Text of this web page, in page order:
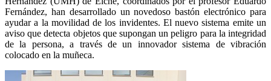
Fernández, han desarrollado un novedoso bastón electrónico para
ayudar a la movilidad de los invidentes. El nuevo sistema emite un
aviso que detecta objetos que supongan un peligro para la integridad
de la persona, a través de un innovador sistema de vibración
colocado en la muñeca.